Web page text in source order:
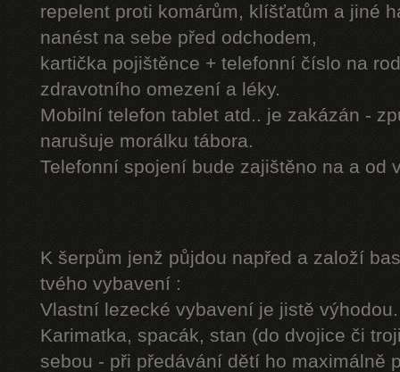
repelent proti komárům, klíšťatům a jiné
nanést na sebe před odchodem,
kartička pojištěnce + telefonní číslo na
zdravotního omezení a léky.
Mobilní telefon tablet atd.. je zakázán -
narušuje morálku tábora.
Telefonní spojení bude zajištěno na a od
K šerpům jenž půjdou napřed a založí
tvého vybavení :
Vlastní lezecké vybavení je jistě výhodou.
Karimatka, spacák, stan (do dvojice či
sebou - při předávání dětí ho maximálně